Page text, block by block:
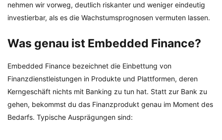
nehmen wir vorweg, deutlich riskanter und weniger eindeutig
investierbar, als es die Wachstumsprognosen vermuten lassen.
Was genau ist Embedded Finance?
Embedded Finance bezeichnet die Einbettung von
Finanzdienstleistungen in Produkte und Plattformen, deren
Kerngeschäft nichts mit Banking zu tun hat. Statt zur Bank zu
gehen, bekommst du das Finanzprodukt genau im Moment des
Bedarfs. Typische Ausprägungen sind: